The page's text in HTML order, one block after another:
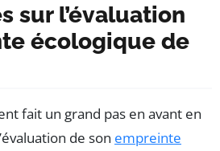
sur l’évaluation
écologique de
fait un grand pas en avant en
de son empreinte